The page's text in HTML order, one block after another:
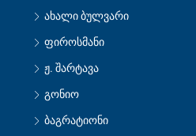
ახალი ბულვარი
ფიროსმანი
ჟ. შარტავა
გონიო
ბაგრატიონი